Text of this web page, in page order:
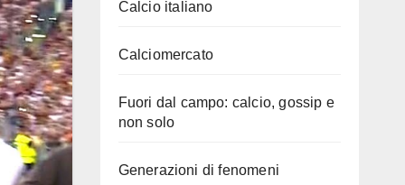
Calcio italiano
Calciomercato
Fuori dal campo: calcio, gossip e
non solo
Generazioni di fenomeni